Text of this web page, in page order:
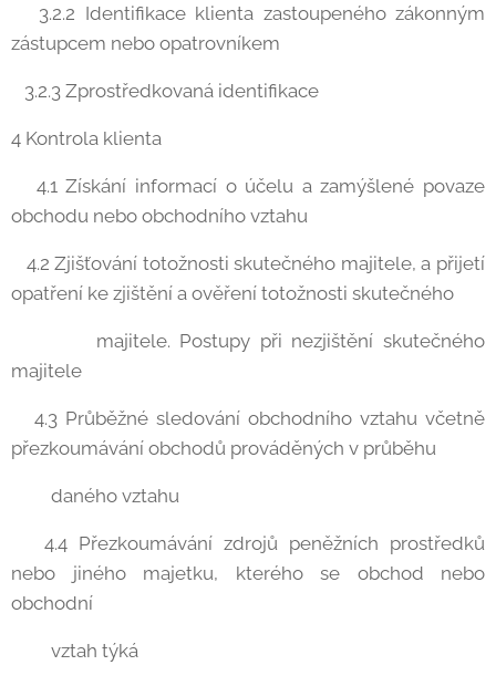
3.2.2 Identifikace klienta zastoupeného zákonným
zástupcem nebo opatrovníkem
3.2.3 Zprostředkovaná identifikace
4 Kontrola klienta
4.1 Získání informací o účelu a zamýšlené povaze
obchodu nebo obchodního vztahu
4.2 Zjišťování totožnosti skutečného majitele, a přijetí
opatření ke zjištění a ověření totožnosti skutečného
majitele. Postupy při nezjištění skutečného
majitele
4.3 Průběžné sledování obchodního vztahu včetně
přezkoumávání obchodů prováděných v průběhu
daného vztahu
4.4 Přezkoumávání zdrojů peněžních prostředků
nebo jiného majetku, kterého se obchod nebo
obchodní
vztah týká